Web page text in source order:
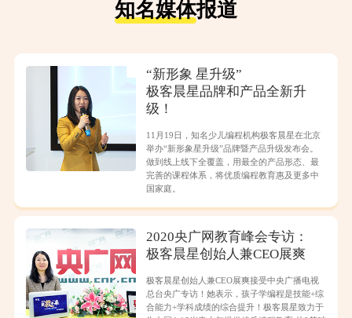
知名媒体报道
“新形象 星升级”
极客晨星品牌和产品全新升
级！
11月19日，知名少儿编程机构极客晨星在北京
举办“新形象星升级”品牌暨产品升级发布会。
做到线上线下全覆盖，用最全的产品形态、最
完善的课程体系，将优质编程教育惠及更多中
国家庭。
2020央广网教育峰会专访：
极客晨星创始人兼CEO展爽
极客晨星创始人兼CEO展爽接受中央广播电视
总台央广专访！她表示，孩子学编程是技能+综
合能力+学科成绩的综合提升！极客晨星致力于